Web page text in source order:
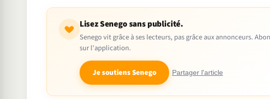
Lisez Senego sans publicité.
Senego vit grâce à ses lecteurs, pas grâce aux annonceurs.
sur l'application.
Je soutiens Senego Partager l'article